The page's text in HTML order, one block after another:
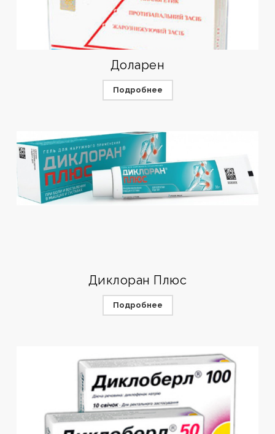
Доларен
Подробнее
Диклоран Плюс
Подробнее